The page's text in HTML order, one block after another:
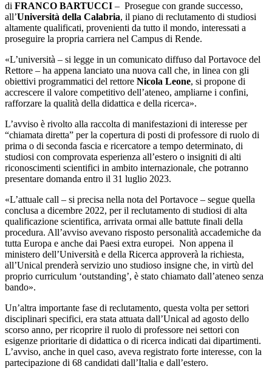
di FRANCO BARTUCCI – Prosegue con grande successo,
all’Università della Calabria, il piano di reclutamento di studiosi
altamente qualificati, provenienti da tutto il mondo, interessati a
proseguire la propria carriera nel Campus di Rende.
«L’università – si legge in un comunicato diffuso dal Portavoce del
Rettore – ha appena lanciato una nuova call che, in linea con gli
obiettivi programmatici del rettore Nicola Leone, si propone di
accrescere il valore competitivo dell’ateneo, ampliarne i confini,
rafforzare la qualità della didattica e della ricerca».
L’avviso è rivolto alla raccolta di manifestazioni di interesse per
“chiamata diretta” per la copertura di posti di professore di ruolo di
prima o di seconda fascia e ricercatore a tempo determinato, di
studiosi con comprovata esperienza all’estero o insigniti di alti
riconoscimenti scientifici in ambito internazionale, che potranno
presentare domanda entro il 31 luglio 2023.
«L’attuale call – si precisa nella nota del Portavoce – segue quella
conclusa a dicembre 2022, per il reclutamento di studiosi di alta
qualificazione scientifica, arrivata ormai alle battute finali della
procedura. All’avviso avevano risposto personalità accademiche da
tutta Europa e anche dai Paesi extra europei. Non appena il
ministero dell’Università e della Ricerca approverà la richiesta,
all’Unical prenderà servizio uno studioso insigne che, in virtù del
proprio curriculum ‘outstanding’, è stato chiamato dall’ateneo senza
bando».
Un’altra importante fase di reclutamento, questa volta per settori
disciplinari specifici, era stata attuata dall’Unical ad agosto dello
scorso anno, per ricoprire il ruolo di professore nei settori con
esigenze prioritarie di didattica o di ricerca indicati dai dipartimenti.
L’avviso, anche in quel caso, aveva registrato forte interesse, con la
partecipazione di 68 candidati dall’Italia e dall’estero.